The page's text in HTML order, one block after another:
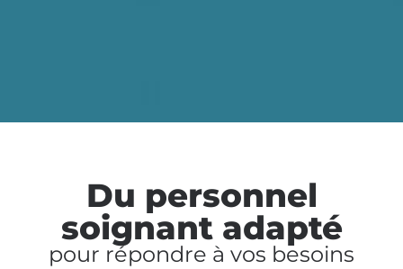
Du personnel
soignant adapté
pour répondre à vos besoins